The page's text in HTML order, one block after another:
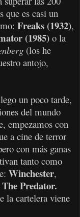
que es casi un
Freaks (1932),
(1985) o la
(los he
antojo,
un poco tarde,
del mundo
empezamos con
a cine de terror
con más ganas
tanto como
Winchester,
The Predator.
la cartelera viene